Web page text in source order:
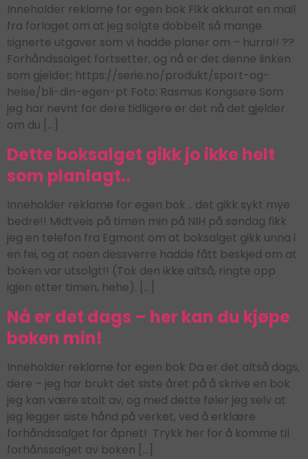
Inneholder reklame for egen bok Fikk akkurat en mail
fra forlaget om at jeg solgte dobbelt så mange
signerte utgaver som vi hadde planer om – hurra!! ??
Forhåndssalget fortsetter, og nå er det denne linken
som gjelder; https://serie.no/produkt/sport-og-
helse/bli-din-egen-pt Foto: Rasmus Kongsøre Som
jeg har nevnt for dere tidligere er det nå det gjelder
om du […]
Dette boksalget gikk jo ikke helt
som planlagt..
Inneholder reklame for egen bok .. det gikk sykt mye
bedre!! Midtveis på timen min på NIH på søndag fikk
jeg en telefon fra Egmont om at boksalget gikk unna i
en fei, og at noen dessverre hadde fått beskjed om at
boken var utsolgt!! (Tok den ikke altså, ringte opp
igjen etter timen, hehe). […]
Nå er det dags – her kan du kjøpe
boken min!
Inneholder reklame for egen bok Da er det altså dags,
dere – jeg har brukt det siste året på å skrive en bok
jeg kan være stolt av, og med dette føler jeg selv at
jeg legger siste hånd på verket, ved å erklære
forhåndssalget for åpnet! Trykk her for å komme til
forhånssalget av boken […]